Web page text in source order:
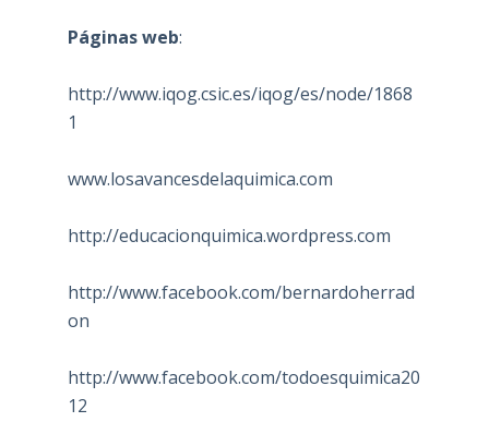
Páginas web:
http://www.iqog.csic.es/iqog/es/node/1868
1
www.losavancesdelaquimica.com
http://educacionquimica.wordpress.com
http://www.facebook.com/bernardoherrad
on
http://www.facebook.com/todoesquimica20
12